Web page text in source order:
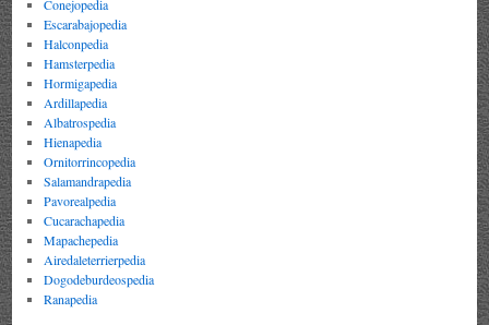
Conejopedia
Escarabajopedia
Halconpedia
Hamsterpedia
Hormigapedia
Ardillapedia
Albatrospedia
Hienapedia
Ornitorrincopedia
Salamandrapedia
Pavorealpedia
Cucarachapedia
Mapachepedia
Airedaleterrierpedia
Dogodeburdeospedia
Ranapedia